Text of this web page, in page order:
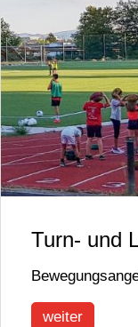
Turn- und
weiter